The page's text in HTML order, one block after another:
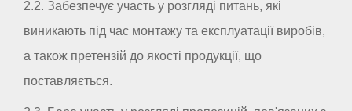
2.2. Забезпечує участь у розгляді питань, які
виникають під час монтажу та експлуатації виробів,
а також претензій до якості продукції, що
поставляється.